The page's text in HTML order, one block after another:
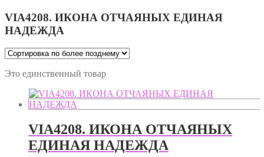
VIA4208. ИКОНА ОТЧАЯНЫХ ЕДИНАЯ
НАДЕЖДА
Это единственный товар
VIA4208. ИКОНА ОТЧАЯНЫХ
ЕДИНАЯ НАДЕЖДА